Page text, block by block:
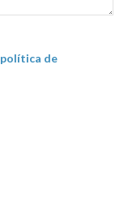
política de